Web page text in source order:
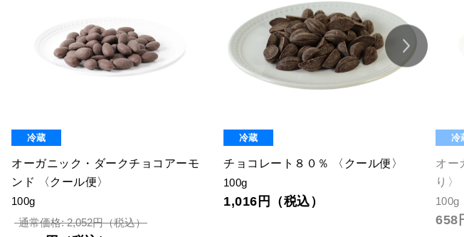
冷蔵
オーガニック・ダークチョコアーモ
ンド 〈クール便〉
100g
通常価格: 2,052円（税込）
冷蔵
チョコレート８０％ 〈クール便〉
100g
1,016円（税込）
冷
オー
り〉
100g
658